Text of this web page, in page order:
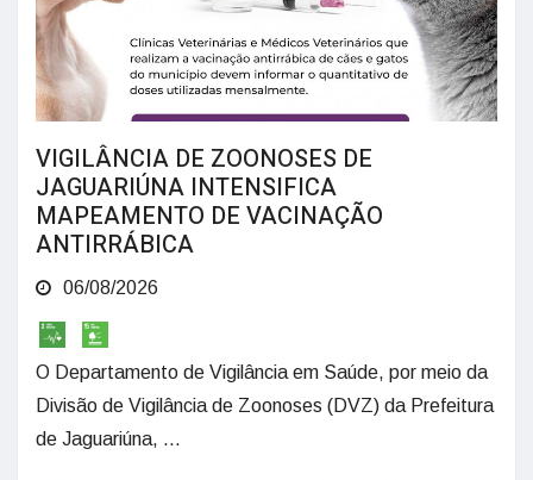
VIGILÂNCIA DE ZOONOSES DE
JAGUARIÚNA INTENSIFICA
MAPEAMENTO DE VACINAÇÃO
ANTIRRÁBICA
06/08/2026
O Departamento de Vigilância em Saúde, por meio da
Divisão de Vigilância de Zoonoses (DVZ) da Prefeitura
de Jaguariúna, ...